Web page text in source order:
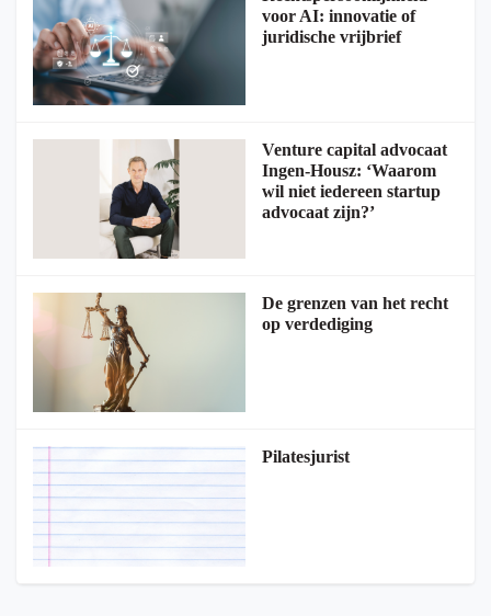
voor AI: innovatie of
juridische vrijbrief
Venture capital advocaat
Ingen-Housz: ‘Waarom
wil niet iedereen startup
advocaat zijn?’
De grenzen van het recht
op verdediging
Pilatesjurist